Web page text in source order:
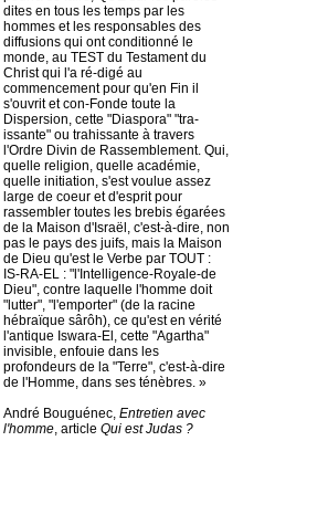
dites en tous les temps par les
hommes et les responsables des
diffusions qui ont conditionné le
monde, au TEST du Testament du
Christ qui l'a ré-digé au
commencement pour qu'en Fin il
s'ouvrit et con-Fonde toute la
Dispersion, cette "Diaspora" "tra-
issante" ou trahissante à travers
l'Ordre Divin de Rassemblement. Qui,
quelle religion, quelle académie,
quelle initiation, s'est voulue assez
large de coeur et d'esprit pour
rassembler toutes les brebis égarées
de la Maison d'Israël, c'est-à-dire, non
pas le pays des juifs, mais la Maison
de Dieu qu'est le Verbe par TOUT :
IS-RA-EL : "l'Intelligence-Royale-de
Dieu", contre laquelle l'homme doit
"lutter", "l'emporter" (de la racine
hébraïque sârôh), ce qu'est en vérité
l'antique Iswara-El, cette "Agartha"
invisible, enfouie dans les
profondeurs de la "Terre", c'est-à-dire
de l'Homme, dans ses ténèbres. »
André Bouguénec, Entretien avec
l'homme, article Qui est Judas ?